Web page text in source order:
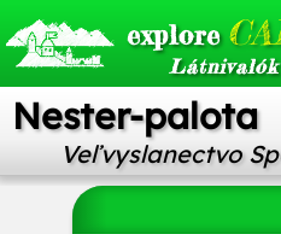
explore
Látnivalók
Nester-palota
Veľvyslanectvo